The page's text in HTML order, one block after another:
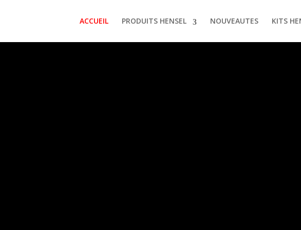
ACCUEIL PRODUITS HENSEL NOUVEAUTES KITS